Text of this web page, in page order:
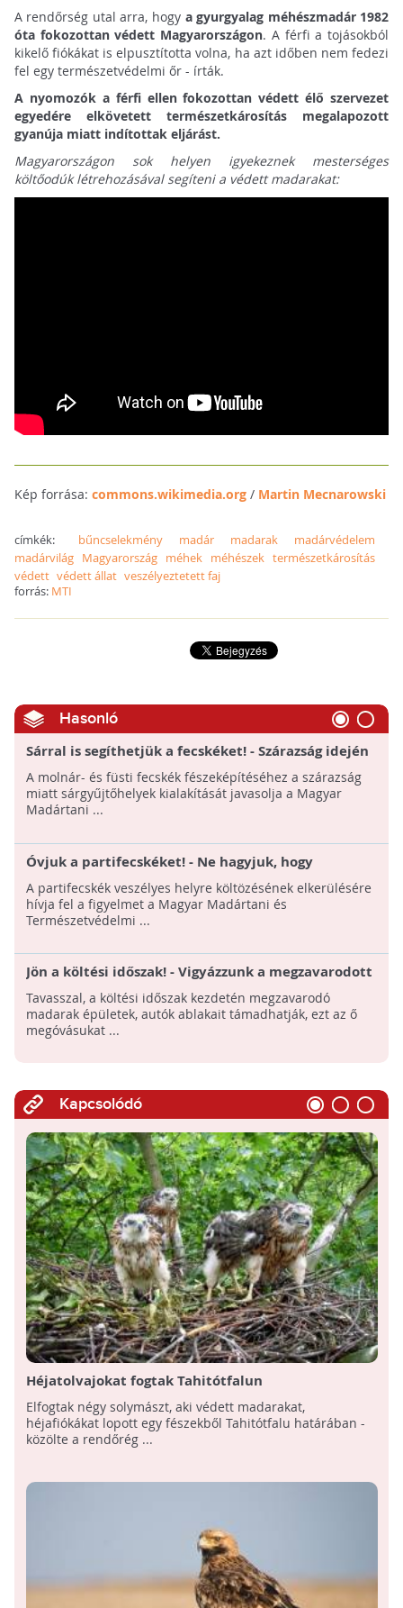
A rendőrség utal arra, hogy a gyurgyalag méhészmadár 1982
óta fokozottan védett Magyarországon. A férfi a tojásokból
kikelő fiókákat is elpusztította volna, ha azt időben nem fedezi
fel egy természetvédelmi őr - írták.
A nyomozók a férfi ellen fokozottan védett élő szervezet
egyedére elkövetett természetkárosítás megalapozott
gyanúja miatt indítottak eljárást.
Magyarországon sok helyen igyekeznek mesterséges
költőodúk létrehozásával segíteni a védett madarakat:
Kép forrása: commons.wikimedia.org/ Martin Mecnarowski
címkék: bűncselekmény madár madarak
madárvédelem
madárvilág Magyarország méhek méhészek természetkárosítás
védett védett állat veszélyeztetett faj
forrás: MTI
Hasonló
Sárral is segíthetjük a fecskéket! - Szárazság idején
csináljunk sárgyűjtőhelyet a fészekrakáshoz!
A molnár- és füsti fecskék fészeképítéséhez a szárazság
miatt sárgyűjtőhelyek kialakítását javasolja a Magyar
Madártani ...
Óvjuk a partifecskéket! - Ne hagyjuk, hogy
veszélyes helyre fészkeljenek!
A partifecskék veszélyes helyre költözésének elkerülésére
hívja fel a figyelmet a Magyar Madártani és
Természetvédelmi ...
Jön a költési időszak! - Vigyázzunk a megzavarodott
madarakra!
Tavasszal, a költési időszak kezdetén megzavarodó
madarak épületek, autók ablakait támadhatják, ezt az ő
megóvásukat ...
Kapcsolódó
Héjatolvajokat fogtak Tahitótfalun
Elfogtak négy solymászt, aki védett madarakat,
héjafiókákat lopott egy fészekből Tahitótfalu határában -
közölte a rendőrég ...